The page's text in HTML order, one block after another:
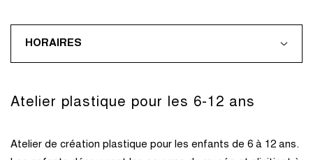
HORAIRES
Atelier plastique pour les 6-12 ans
Atelier de création plastique pour les enfants de 6 à 12 ans.